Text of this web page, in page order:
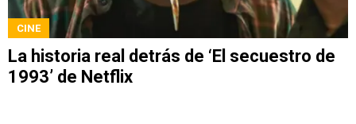
CINE
La historia real detrás de ‘El secuestro de
1993’ de Netflix